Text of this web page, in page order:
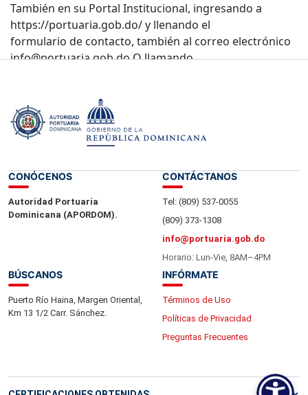
También en su Portal Institucional, ingresando a
https://portuaria.gob.do/ y llenando el
formulario de contacto, también al correo electrónico
info@portuaria.gob.do O llamando
CONÓCENOS
Autoridad Portuaria
Dominicana (APORDOM).
CONTÁCTANOS
Tel: (809) 537-0055
(809) 373-1308
info@portuaria.gob.do
Horario: Lun-Vie, 8AM–4PM
BÚSCANOS
Puerto Río Haina, Margen Oriental,
Km 13 1/2 Carr. Sánchez.
INFÓRMATE
Términos de Uso
Políticas de Privacidad
Preguntas Frecuentes